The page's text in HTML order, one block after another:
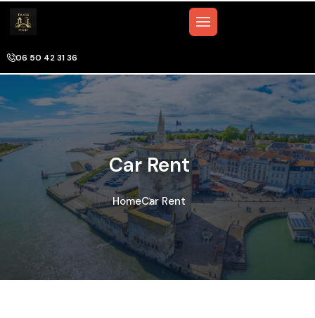
06 50 42 31 36
Car Rent
HomeCar Rent